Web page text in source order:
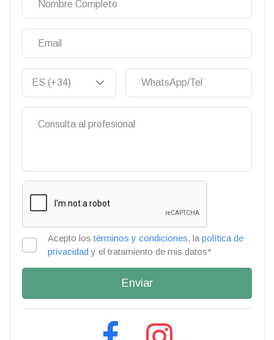
Acepto lostérminos y condiciones, la política de
privacidad y el tratamiento de mis datos*
Enviar